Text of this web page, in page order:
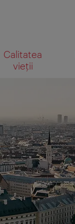
Calitatea
vieții